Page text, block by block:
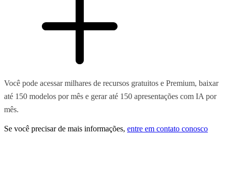
Você pode acessar milhares de recursos gratuitos e Premium, baixar
até 150 modelos por mês e gerar até 150 apresentações com IA por
mês.
Se você precisar de mais informações, entre em contato conosco